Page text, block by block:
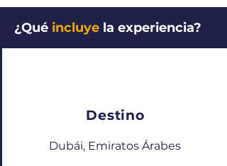
¿Qué incluye la experiencia?
Destino
Dubái, Emiratos Árabes